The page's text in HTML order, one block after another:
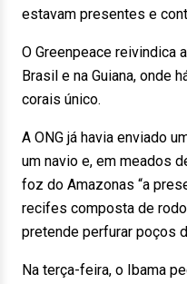
estavam presentes e
O Greenpeace reivindica
Brasil e na Guiana, onde
corais único.
A ONG já havia enviado
um navio e, em meados
foz do Amazonas “a
recifes composta de
pretende perfurar poços
Na terça-feira, o Ibama